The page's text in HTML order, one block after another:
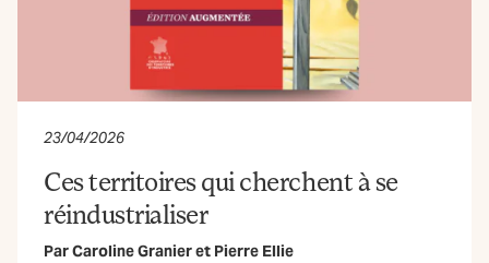
23/04/2026
Ces territoires qui cherchent à se
réindustrialiser
ParCaroline Granieret Pierre Ellie